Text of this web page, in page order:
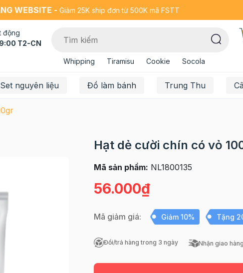
WEBSITE - Giảm 25K ship đơn từ 500K mã FSTT
động
T2-CN
Whipping Tiramisu Cookie Socola
Set nguyên liệu Đồ làm bánh Trung Thu
Hạt dẻ cười chín có vỏ
Mã sản phẩm: NL1800135
56.000₫
Mã giảm giá: Giảm 10% Tặng
Đổi/trả hàng trong 3 ngày Nhận giao